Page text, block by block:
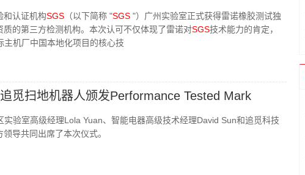
和认证机构SGS （以下简称 "SGS "）广州实验室正式获得雷诺橡胶测试独
的第三方检测机构。本次认可不仅体现了雷诺对SGS技术能力的肯定，
主机厂中国本地化项目的核心技
觅扫地机器人颁发Performance Tested Mark
实验室高级经理Lola Yuan、智能电器高级技术经理David Sun和追觅科技
导共同出席了本次仪式。